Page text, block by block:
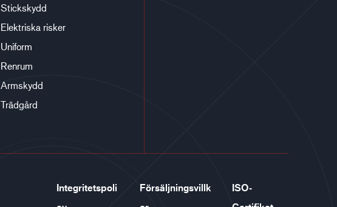
Stickskydd
Elektriska risker
Uniform
Renrum
Armskydd
Trädgård
Integritetspoli
Försäljningsvillk
ISO-